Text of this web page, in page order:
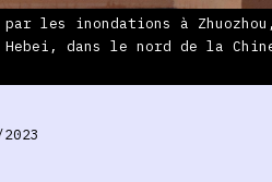
par les inondations à
Hebei, dans le nord de la